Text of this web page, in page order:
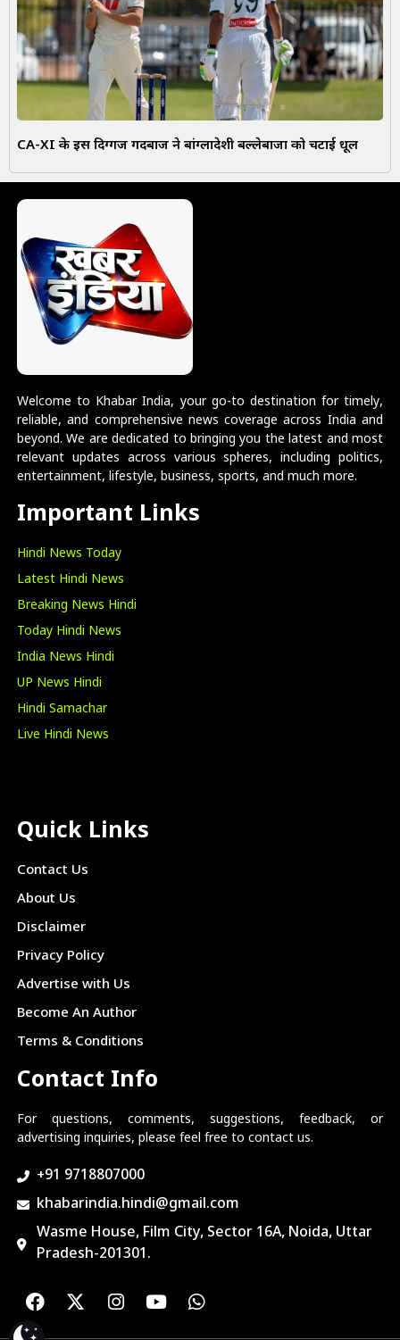
CA-XI के इस दिग्गज गेंदबाज ने बांग्लादेशी बल्लेबाजों को चटाई धूल
Welcome to Khabar India, your go-to destination for timely,
reliable, and comprehensive news coverage across India and
beyond. We are dedicated to bringing you the latest and most
relevant updates across various spheres, including politics,
entertainment, lifestyle, business, sports, and much more.
Important Links
Hindi News Today
Latest Hindi News
Breaking News Hindi
Today Hindi News
India News Hindi
UP News Hindi
Hindi Samachar
Live Hindi News
Quick Links
Contact Us
About Us
Disclaimer
Privacy Policy
Advertise with Us
Become An Author
Terms & Conditions
Contact Info
For questions, comments, suggestions, feedback, or
advertising inquiries, please feel free to contact us.
+91 9718807000
khabarindia.hindi@gmail.com
Wasme House, Film City, Sector 16A, Noida, Uttar
Pradesh-201301.